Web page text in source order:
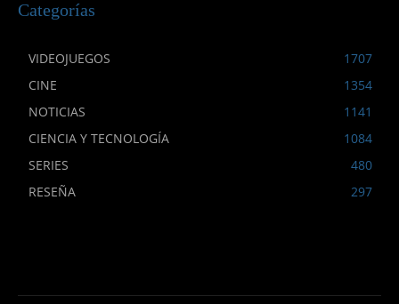
Categorías
VIDEOJUEGOS
1707
CINE
1354
NOTICIAS
1141
CIENCIA Y TECNOLOGÍA
1084
SERIES
480
RESEÑA
297